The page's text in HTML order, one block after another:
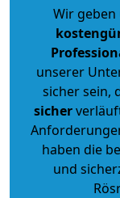
Wir geben
unserer
sicher sein,
sicher
haben die
und